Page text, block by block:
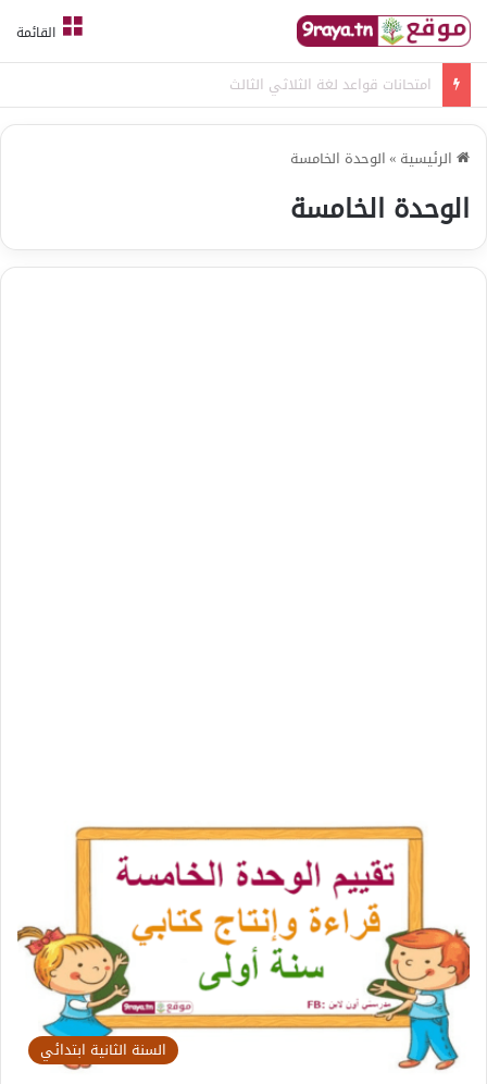
القائمة
امتحانات قواعد لغة الثلاثي الثالث
الرئيسية »الوحدة الخامسة
الوحدة الخامسة
السنة الثانية ابتدائي